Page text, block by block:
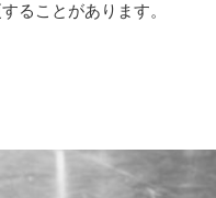
ることがあります。